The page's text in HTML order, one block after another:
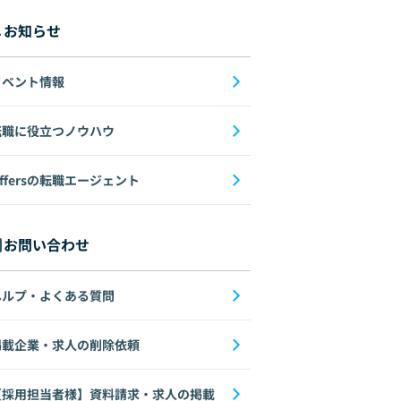
お知らせ
ント情報
に役立つノウハウ
の転職エージェント
お問い合わせ
プ・よくある質問
企業・求人の削除依頼
用担当者様】資料請求・求人の掲載